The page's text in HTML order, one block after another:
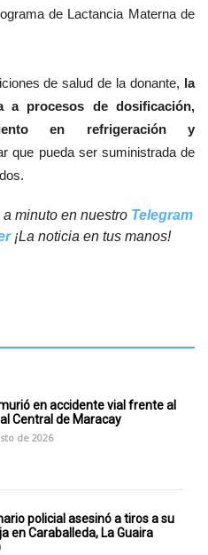
de Lactancia Materna de
de salud de la donante, la
a procesos de dosificación,
en refrigeración y
que pueda ser suministrada de
minuto en nuestro Telegram
¡La noticia en tus manos!
en accidente vial frente al
Central de Maracay
de 2026
policial asesinó a tiros a su
en Caraballeda, La Guaira